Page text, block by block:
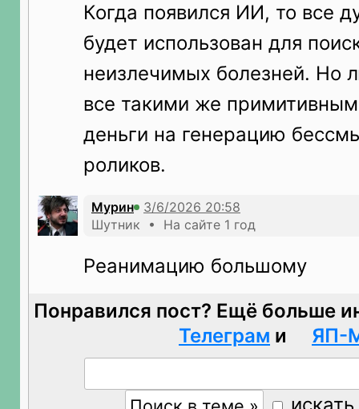
Когда появился ИИ, то все
будет использован для
неизлечимых болезней. Но
все такими же
деньги на генерацию
роликов.
Мурин
Шутник • На сайте 1 год
Реанимацию большому
Понравился пост? Ещё больше
Телеграм и ЯП-